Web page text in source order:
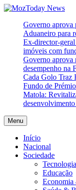
Skip
content
MozToday News
Onde a gente lê.
Governo aprova
Aduaneiro para
Ex-director-
imóveis com
Governo aprova
desempenho na
Cada Golo Traz
Fundo de
Matola:
Menu
Início
Nacional
Sociedade
Tecnologia
Educação